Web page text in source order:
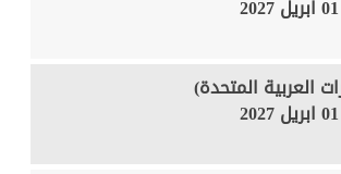
العربية المتحدة)